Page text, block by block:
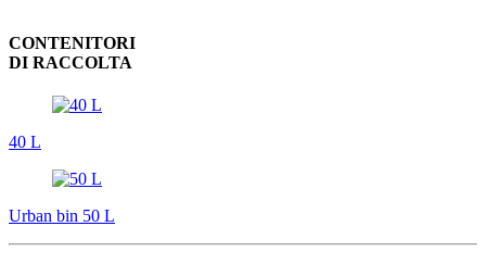
CONTENITORI
DI RACCOLTA
40 L
Urban bin 50 L